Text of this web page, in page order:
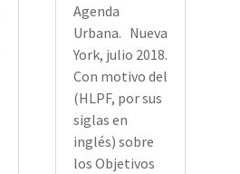
Agenda
Urbana. Nueva
York, julio 2018.
Con motivo del
(HLPF, por sus
siglas en
inglés) sobre
los Objetivos